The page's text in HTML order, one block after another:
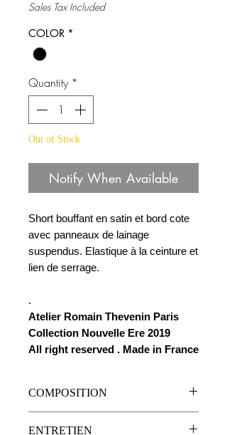
Sales Tax Included
COLOR *
Quantity *
Out of Stock
Notify When Available
Short bouffant en satin et bord cote
avec panneaux de lainage
suspendus. Elastique à la ceinture et
lien de serrage.
.
Atelier Romain Thevenin Paris
Collection Nouvelle Ere 2019
All right reserved . Made in France
COMPOSITION
ENTRETIEN